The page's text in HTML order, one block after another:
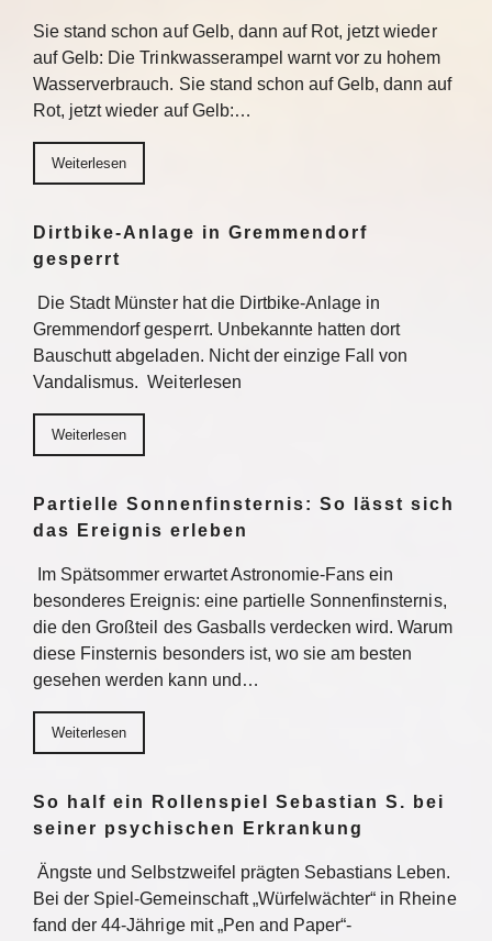
Sie stand schon auf Gelb, dann auf Rot, jetzt wieder
auf Gelb: Die Trinkwasserampel warnt vor zu hohem
Wasserverbrauch. Sie stand schon auf Gelb, dann auf
Rot, jetzt wieder auf Gelb:…
Weiterlesen
Dirtbike-Anlage in Gremmendorf
gesperrt
Die Stadt Münster hat die Dirtbike-Anlage in
Gremmendorf gesperrt. Unbekannte hatten dort
Bauschutt abgeladen. Nicht der einzige Fall von
Vandalismus. Weiterlesen
Weiterlesen
Partielle Sonnenfinsternis: So lässt sich
das Ereignis erleben
Im Spätsommer erwartet Astronomie-Fans ein
besonderes Ereignis: eine partielle Sonnenfinsternis,
die den Großteil des Gasballs verdecken wird. Warum
diese Finsternis besonders ist, wo sie am besten
gesehen werden kann und…
Weiterlesen
So half ein Rollenspiel Sebastian S. bei
seiner psychischen Erkrankung
Ängste und Selbstzweifel prägten Sebastians Leben.
Bei der Spiel-Gemeinschaft „Würfelwächter“ in Rheine
fand der 44-Jährige mit „Pen and Paper“-